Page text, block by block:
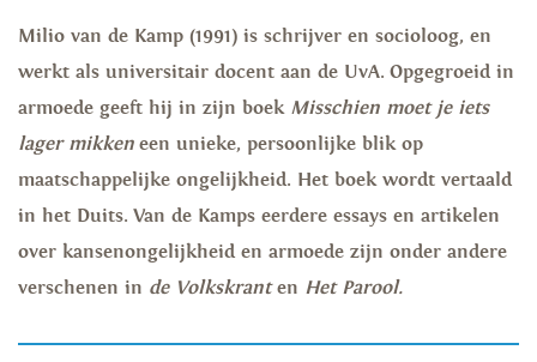
Milio van de Kamp (1991) is schrijver en socioloog, en
werkt als universitair docent aan de UvA. Opgegroeid in
armoede geeft hij in zijn boek Misschien moet je iets
lager mikken een unieke, persoonlijke blik op
maatschappelijke ongelijkheid. Het boek wordt vertaald
in het Duits. Van de Kamps eerdere essays en artikelen
over kansenongelijkheid en armoede zijn onder andere
verschenen in de Volkskranten Het Parool.